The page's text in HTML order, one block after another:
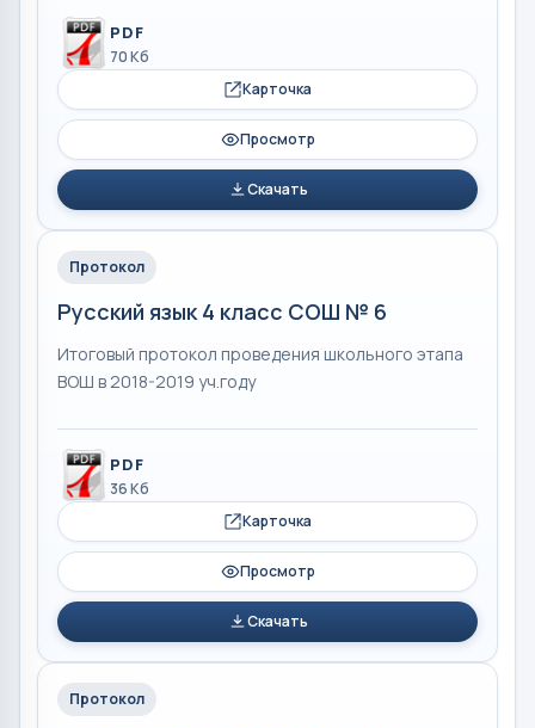
PDF
70 Кб
Карточка
Просмотр
Скачать
Протокол
Русский язык 4 класс СОШ № 6
Итоговый протокол проведения школьного этапа
ВОШ в 2018-2019 уч.году
PDF
36 Кб
Карточка
Просмотр
Скачать
Протокол